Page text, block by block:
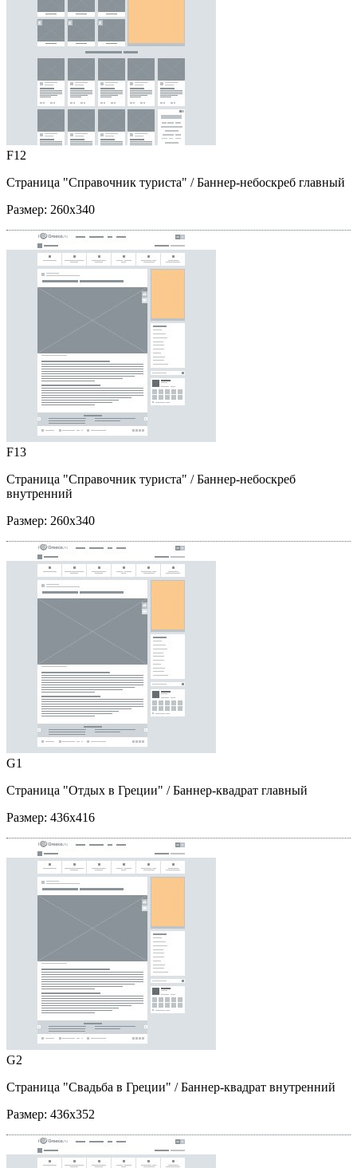
F12
Страница "Справочник туриста" / Баннер-небоскреб главный
Размер: 260x340
F13
Страница "Справочник туриста" / Баннер-небоскреб
внутренний
Размер: 260x340
G1
Страница "Отдых в Греции" / Баннер-квадрат главный
Размер: 436x416
G2
Страница "Свадьба в Греции" / Баннер-квадрат внутренний
Размер: 436x352